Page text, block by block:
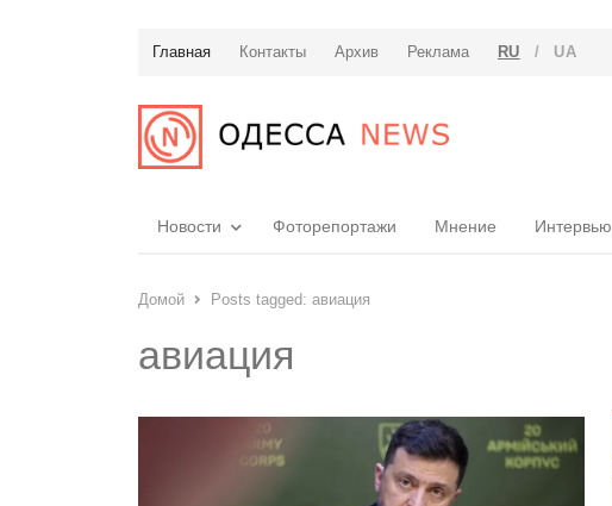
Главная Контакты Архив Реклама RU / UA
Новости Фоторепортажи Мнение Интервью
Домой Posts tagged: авиация
авиация